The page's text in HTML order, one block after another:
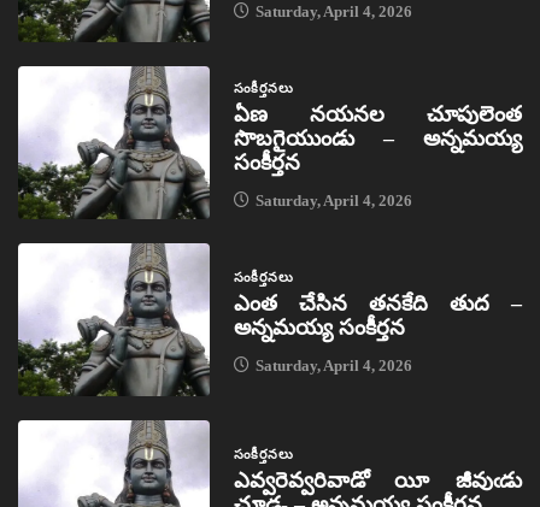
Saturday, April 4, 2026
సంకీర్తనలు
ఏణ నయనల చూపులెంత
సొబగైయుండు – అన్నమయ్య
సంకీర్తన
Saturday, April 4, 2026
సంకీర్తనలు
ఎంత చేసిన తనకేది తుద –
అన్నమయ్య సంకీర్తన
Saturday, April 4, 2026
సంకీర్తనలు
ఎవ్వరెవ్వరివాడో యీ జీవుఁడు